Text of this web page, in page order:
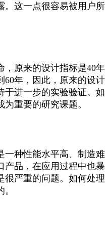
。这一点很容易被用户所
原来的设计指标是40年
60年，因此，原来的设计
于进一步的实验验证。如
重要的研究课题。
种性能水平高、制造难
产品，在应用过程中也暴
很严重的问题。如何处理